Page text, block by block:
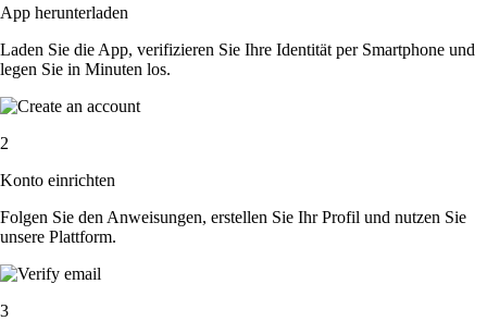
App herunterladen
Laden Sie die App, verifizieren Sie Ihre Identität per Smartphone und
legen Sie in Minuten los.
2
Konto einrichten
Folgen Sie den Anweisungen, erstellen Sie Ihr Profil und nutzen Sie
unsere Plattform.
3